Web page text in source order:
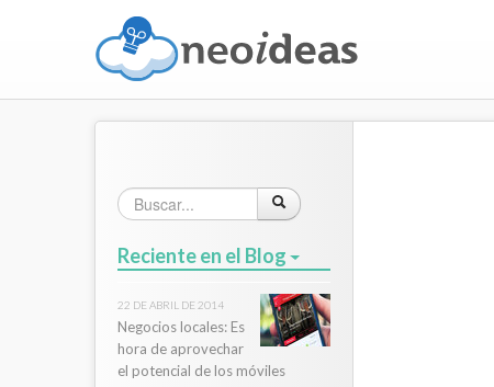
Reciente en el Blog
22 DE ABRIL DE 2014
Negocios locales: Es
hora de aprovechar
el potencial de los móviles